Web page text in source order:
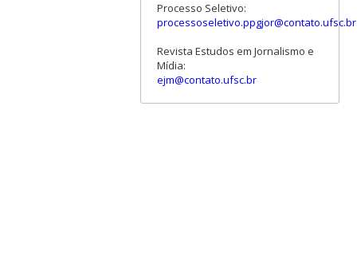
Processo Seletivo:
processoseletivo.ppgjor@contato.ufsc.br
Revista Estudos em Jornalismo e
Mídia:
ejm@contato.ufsc.br